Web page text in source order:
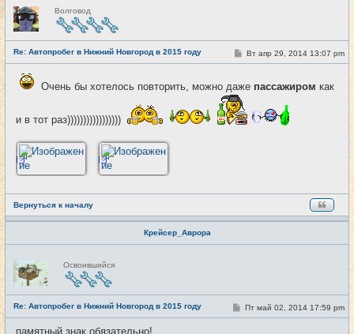
Н
е
в
с
е
т
и
Волговод
Re: Автопробег в Нижний Новгород в 2015 году #4
С
о
щ
н
и
Вт апр 29, 2014 13:07 pm
Очень бы хотелось повторить, можно даже пассажиром как
и в тот раз)))))))))))))))))
Вернуться к началу
Крейсер_Аврора
Н
е
в
с
е
т
и
Освоившийся
Re: Автопробег в Нижний Новгород в 2015 году #5
С
о
Пт май 02, 2014 17:59 pm
памятный знак обязательно!